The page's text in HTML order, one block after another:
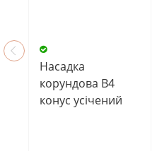
Насадка
корундова В4
конус усічений